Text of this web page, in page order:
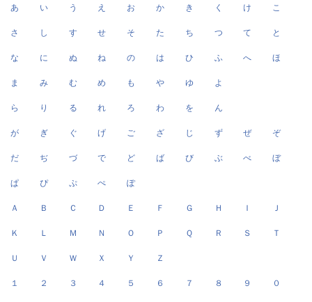
あ い う え お か き く け こ
さ し す せ そ た ち つ て と
な に ぬ ね の は ひ ふ へ ほ
ま み む め も や ゆ よ
ら り る れ ろ わ を ん
が ぎ ぐ げ ご ざ じ ず ぜ ぞ
だ ぢ づ で ど ば び ぶ べ ぼ
ぱ ぴ ぷ ぺ ぽ
Ａ Ｂ Ｃ Ｄ Ｅ Ｆ Ｇ Ｈ Ｉ Ｊ
Ｋ Ｌ Ｍ Ｎ Ｏ Ｐ Ｑ Ｒ Ｓ Ｔ
Ｕ Ｖ Ｗ Ｘ Ｙ Ｚ
１ ２ ３ ４ ５ ６ ７ ８ ９ ０